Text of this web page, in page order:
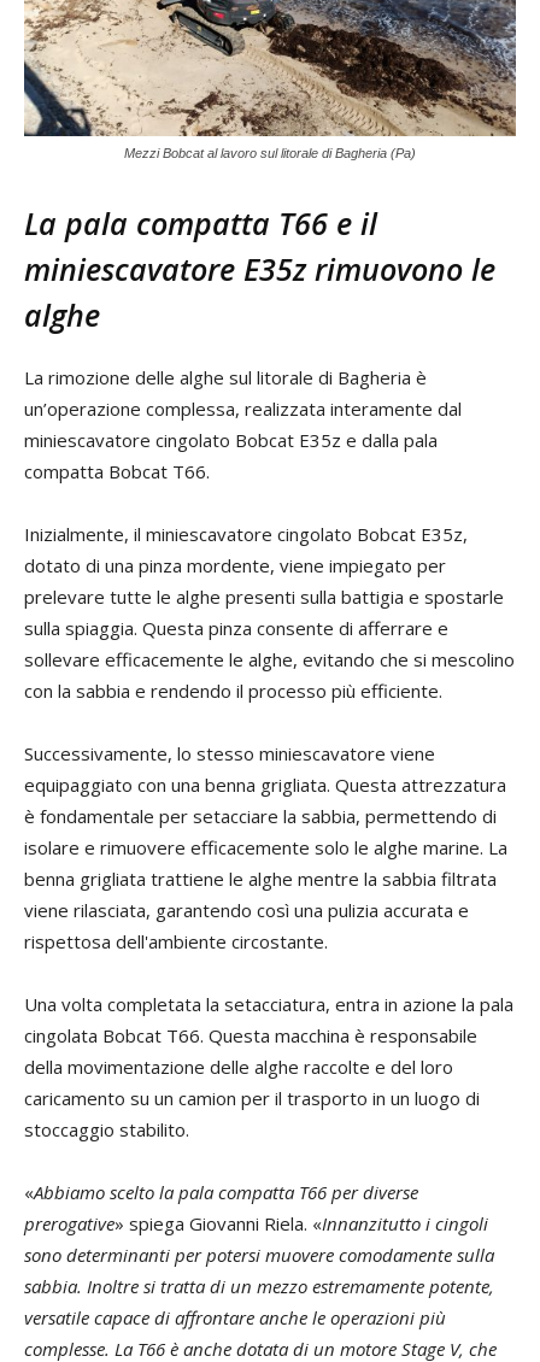
Mezzi Bobcat al lavoro sul litorale di Bagheria (Pa)
La pala compatta T66 e il
miniescavatore E35z rimuovono le
alghe
La rimozione delle alghe sul litorale di Bagheria è
un’operazione complessa, realizzata interamente dal
miniescavatore cingolato Bobcat E35z e dalla pala
compatta Bobcat T66.
Inizialmente, il miniescavatore cingolato Bobcat E35z,
dotato di una pinza mordente, viene impiegato per
prelevare tutte le alghe presenti sulla battigia e spostarle
sulla spiaggia. Questa pinza consente di afferrare e
sollevare efficacemente le alghe, evitando che si mescolino
con la sabbia e rendendo il processo più efficiente.
Successivamente, lo stesso miniescavatore viene
equipaggiato con una benna grigliata. Questa attrezzatura
è fondamentale per setacciare la sabbia, permettendo di
isolare e rimuovere efficacemente solo le alghe marine. La
benna grigliata trattiene le alghe mentre la sabbia filtrata
viene rilasciata, garantendo così una pulizia accurata e
rispettosa dell'ambiente circostante.
Una volta completata la setacciatura, entra in azione la pala
cingolata Bobcat T66. Questa macchina è responsabile
della movimentazione delle alghe raccolte e del loro
caricamento su un camion per il trasporto in un luogo di
stoccaggio stabilito.
«Abbiamo scelto la pala compatta T66 per diverse
prerogative» spiega Giovanni Riela. «Innanzitutto i cingoli
sono determinanti per potersi muovere comodamente sulla
sabbia. Inoltre si tratta di un mezzo estremamente potente,
versatile capace di affrontare anche le operazioni più
complesse. La T66 è anche dotata di un motore Stage V, che